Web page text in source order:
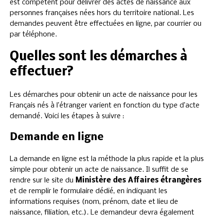
est compétent pour délivrer des actes de naissance aux
personnes françaises nées hors du territoire national. Les
demandes peuvent être effectuées en ligne, par courrier ou
par téléphone.
Quelles sont les démarches à
effectuer?
Les démarches pour obtenir un acte de naissance pour les
Français nés à l’étranger varient en fonction du type d’acte
demandé. Voici les étapes à suivre :
Demande en ligne
La demande en ligne est la méthode la plus rapide et la plus
simple pour obtenir un acte de naissance. Il suffit de se
rendre sur le site du Ministère des Affaires étrangères
et de remplir le formulaire dédié, en indiquant les
informations requises (nom, prénom, date et lieu de
naissance, filiation, etc.). Le demandeur devra également